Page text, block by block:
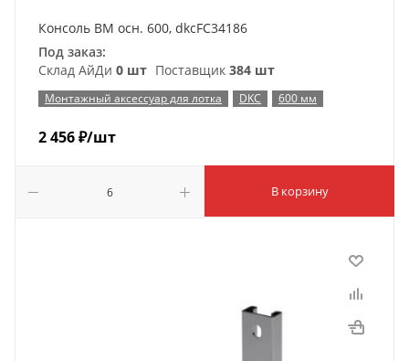
Консоль BM осн. 600, dkcFC34186
Под заказ:
Склад АйДи 0 шт Поставщик 384 шт
Монтажный аксессуар для лотка DKC 600 мм
2 456₽/шт
В корзину